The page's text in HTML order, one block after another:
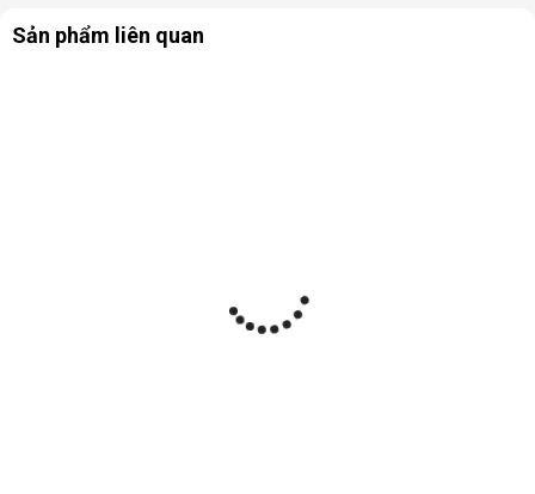
Sản phẩm liên quan